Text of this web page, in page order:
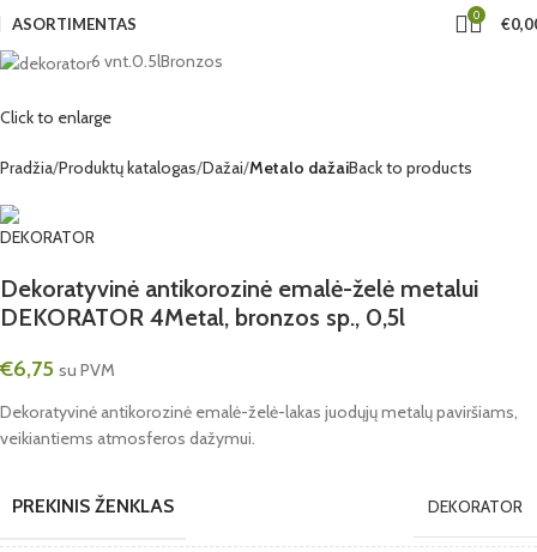
ASORTIMENTAS 0 €
6 vnt.0.5lBronzos
Click to enlarge
Pradžia Produktų katalogas Dažai Metalo dažaiBack to products
Dekoratyvinė antikorozinė emalė-želė metalui
DEKORATOR 4Metal, bronzos sp., 0,5l
€6,75 su PVM
Dekoratyvinė antikorozinė emalė-želė-lakas juodųjų metalų paviršiams,
veikiantiems atmosferos dažymui.
PREKINIS ŽENKLAS DEKORATOR